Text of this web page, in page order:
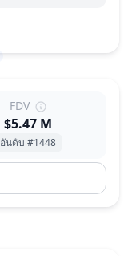
FDV
$5.47 M
อันดับ #1448